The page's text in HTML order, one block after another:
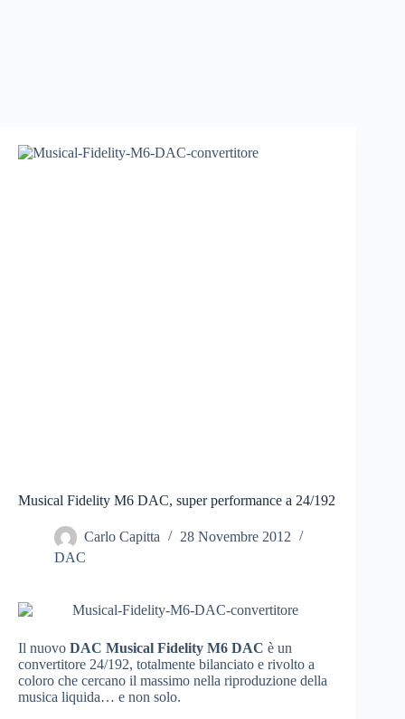
Musical Fidelity M6 DAC, super performance a 24/192
Carlo Capitta
28 Novembre 2012
DAC
Il nuovo DAC Musical Fidelity M6 DAC è un
convertitore 24/192, totalmente bilanciato e rivolto a
coloro che cercano il massimo nella riproduzione della
musica liquida… e non solo.